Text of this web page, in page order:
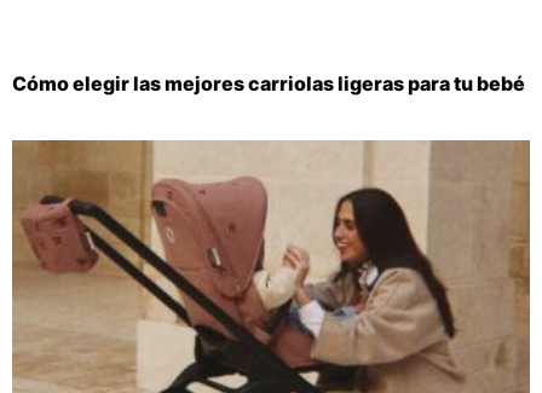
Cómo elegir las mejores carriolas ligeras para tu bebé